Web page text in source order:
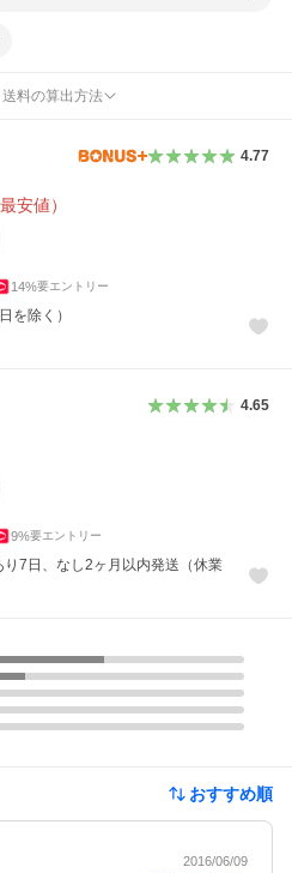
料の算出方法
4.77
最安値）
14%要エントリー
を除く）
4.65
9%要エントリー
り7日、なし2ヶ月以内発送（休業
おすすめ順
2016/06/09